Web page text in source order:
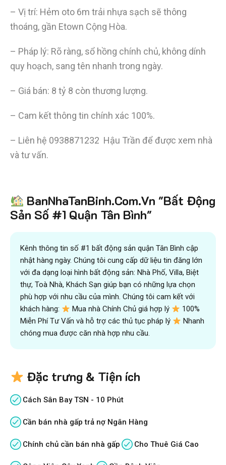
– Vị trí: Hẻm oto 6m trải nhựa sạch sẽ thông
thoáng, gần Etown Cộng Hòa.
– Pháp lý: Rõ ràng, sổ hồng chính chủ, không dính
quy hoạch, sang tên nhanh trong ngày.
– Giá bán: 8 tỷ 8 còn thương lượng.
– Cam kết thông tin chính xác 100%.
– Liên hệ 0938871232 Hậu Trần để được xem nhà
và tư vấn.
Tiết kiệmhơn 90% thời gian , mua bán được nhanh hơn
và kiếm được nhiều tiền hơn với sự trợ giúp đắc lực của
đội ngũ chuyên gia VICTORY REAL
Trên 10.500 Khách Hàng Đã Tìm Mua
Nhanh
BanNhaTanBinh.Com.Vn "Bất Động
Sản Số #1 Quận Tân Bình"
Kênh thông tin số #1 bất động sản quận Tân Bình cập
nhật hàng ngày. Chúng tôi cung cấp dữ liệu tin đăng lớn
với đa dạng loại hình bất động sản: Nhà Phố, Villa, Biệt
thự, Toà Nhà, Khách Sạn giúp bạn có những lựa chọn
phù hợp với nhu cầu của mình. Chúng tôi cam kết với
khách hàng:
Mua nhà Chính Chủ giá hợp lý
100%
Miễn Phí Tư Vấn và hỗ trợ các thủ tục pháp lý
Nhanh
chóng mua được căn nhà hợp nhu cầu.
Đặc trưng & Tiện ích
Cách Sân Bay TSN - 10 Phút
Cần bán nhà gấp trả nợ Ngân Hàng
Chính chủ cần bán nhà gấp Cho Thuê Giá Cao